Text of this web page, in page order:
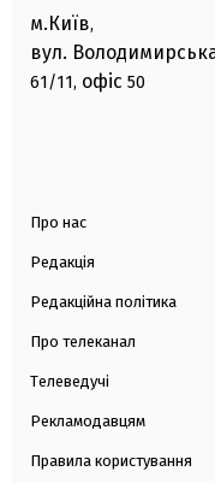
м.Київ,
вул.
61/11, офіс 50
Про нас
Редакція
Редакційна політика
Про телеканал
Телеведучі
Рекламодавцям
Правила користування